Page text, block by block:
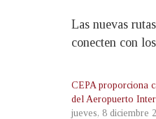
Las nuevas
conecten con
CEPA proporciona
del Aeropuerto
jueves, 8 diciembre